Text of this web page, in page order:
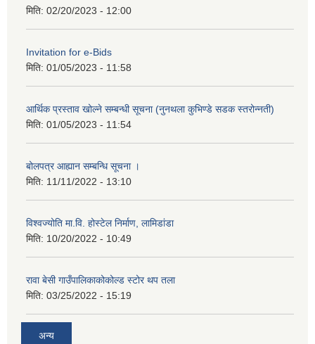
मिति: 02/20/2023 - 12:00
Invitation for e-Bids
मिति: 01/05/2023 - 11:58
आर्थिक प्रस्ताव खोल्ने सम्बन्धी सूचना (नुनथला कुभिण्डे सडक स्तरोन्नती)
मिति: 01/05/2023 - 11:54
बोलपत्र आह्यान सम्बन्धि सूचना ।
मिति: 11/11/2022 - 13:10
विश्वज्योति मा.वि. होस्टेल निर्माण, लामिडांडा
मिति: 10/20/2022 - 10:49
रावा बेसी गाउँपालिकाकोकोल्ड स्टोर थप तला
मिति: 03/25/2022 - 15:19
अन्य